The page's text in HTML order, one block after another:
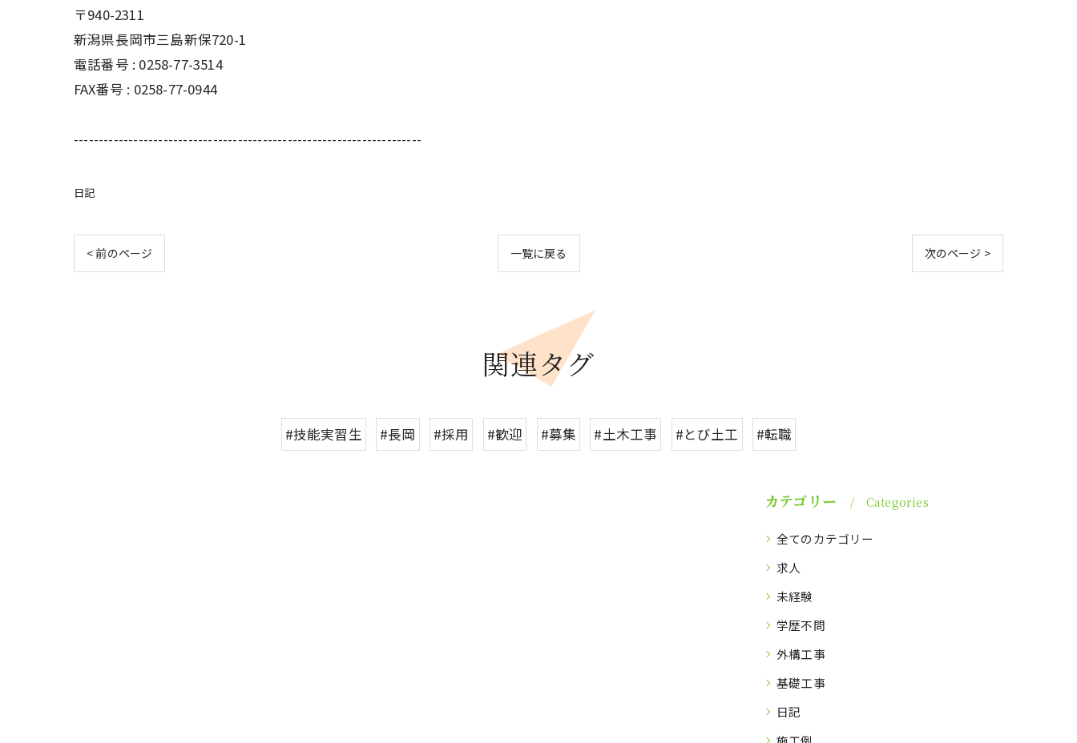
〒940-2311
新潟県長岡市三島新保720-1
電話番号 : 0258-77-3514
FAX番号 : 0258-77-0944
----------------------------------------------------------------------
日記
< 前のページ 一覧に戻る 次のページ >
関連タグ
#技能実習生 #長岡 #採用 #歓迎 #募集 #土木工事 #とび土工 #転職
カテゴリー Categories
全てのカテゴリー
求人
未経験
学歴不問
外構工事
基礎工事
日記